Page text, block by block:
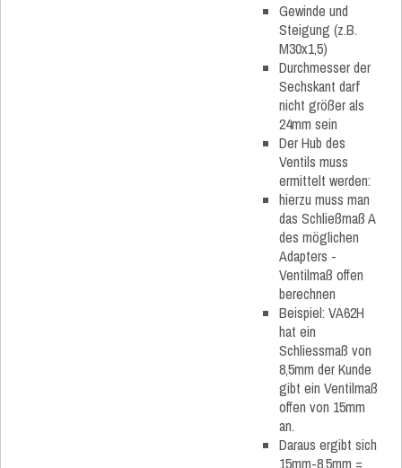
Gewinde und
Steigung (z.B.
M30x1,5)
Durchmesser der
Sechskant darf
nicht größer als
24mm sein
Der Hub des
Ventils muss
ermittelt werden:
hierzu muss man
das Schließmaß A
des möglichen
Adapters -
Ventilmaß offen
berechnen
Beispiel: VA62H
hat ein
Schliessmaß von
8,5mm der Kunde
gibt ein Ventilmaß
offen von 15mm
an.
Daraus ergibt sich
15mm-8,5mm =